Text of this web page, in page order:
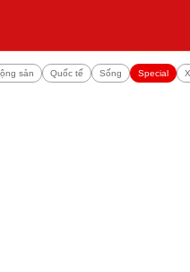
sản Quốc tế Sống Special